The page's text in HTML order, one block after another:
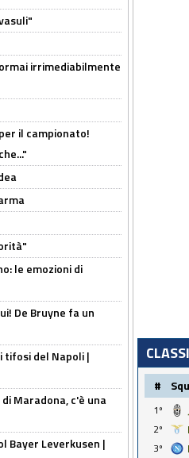
irrimediabilmente
il campionato!
le emozioni di
De Bruyne fa un
tifosi del Napoli |
Maradona, c'è una
Bayer Leverkusen |
#
1º
2º
3º